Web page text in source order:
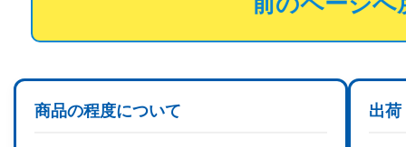
商品の程度について 出荷